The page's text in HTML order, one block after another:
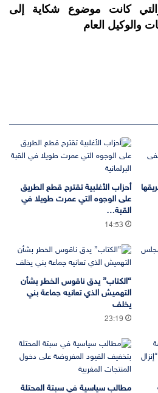
كانت موضوع شكاية إلى
والوكيل العام
أحزاب الأغلبية تقترح قطع الطريق
على الوجوه التي عمرت طويلا في
القبة…
14:53
“الكتاب” يدق ناقوس الخطر بشأن
التهميش الذي تعانيه جماعة بني
يخلف
23:19
مطالب سياسية في سبتة المحتلة